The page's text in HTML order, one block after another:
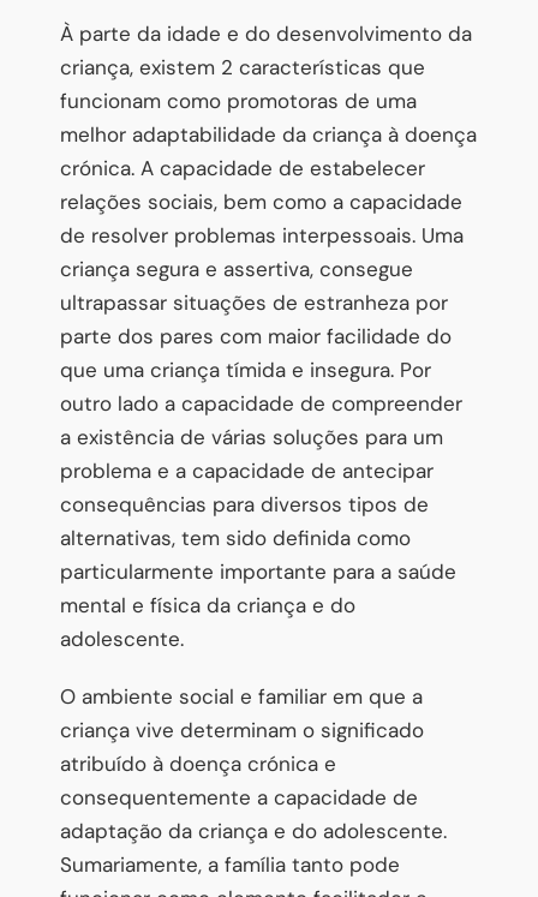
À parte da idade e do desenvolvimento da
criança, existem 2 características que
funcionam como promotoras de uma
melhor adaptabilidade da criança à doença
crónica. A capacidade de estabelecer
relações sociais, bem como a capacidade
de resolver problemas interpessoais. Uma
criança segura e assertiva, consegue
ultrapassar situações de estranheza por
parte dos pares com maior facilidade do
que uma criança tímida e insegura. Por
outro lado a capacidade de compreender
a existência de várias soluções para um
problema e a capacidade de antecipar
consequências para diversos tipos de
alternativas, tem sido definida como
particularmente importante para a saúde
mental e física da criança e do
adolescente.
O ambiente social e familiar em que a
criança vive determinam o significado
atribuído à doença crónica e
consequentemente a capacidade de
adaptação da criança e do adolescente.
Sumariamente, a família tanto pode